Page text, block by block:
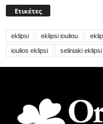
Ετικέτες
eklipsi eklipsi iouliou
ioulios eklipsi seliniaki eklipsi